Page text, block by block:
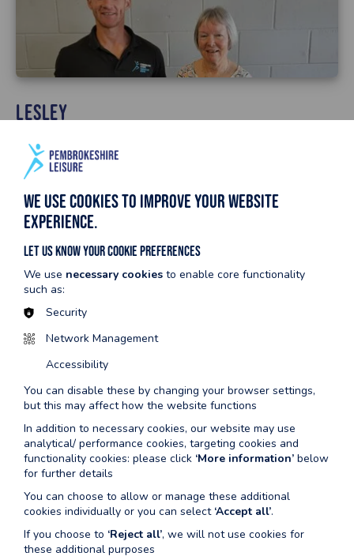
Lesley
“Dros y ddau ddegawd diwethaf, mae Lesley wedi dod yn
fwy heini, yn gryfach, ac yn fwy hyblyg! Hoffai Lesley
cefnogaeth a’u hanogaeth wedi helpu i wneud y daith hon
yn bosibl.”
Christopher
“Mae Chris yn defnyddio’n cyfleusterau yn rheolaidd i
hyfforddi, gan ddefnyddio’r pwll i hyfforddi gyda chlwb
Seals Hwlffordd.Mae hefyd yn defnyddio’r gampfa, ac yn
dweud bod yr offer newydd a osodwyd yn rhai o’r
safleoedd yn ddiweddar wedi bod yn hwb mawr i’w
hyfforddiant.”
We use cookies to improve your website
experience.
Let us know your cookie preferences
We use necessary cookies to enable core functionality
such as:
Security
Network Management
Accessibility
You can disable these by changing your browser settings,
but this may affect how the website functions
In addition to necessary cookies, our website may use
analytical/ performance cookies, targeting cookies and
functionality cookies: please click ‘More information’ below
for further details
You can choose to allow or manage these additional
cookies individually or you can select ‘Accept all’.
If you choose to ‘Reject all’, we will not use cookies for
these additional purposes